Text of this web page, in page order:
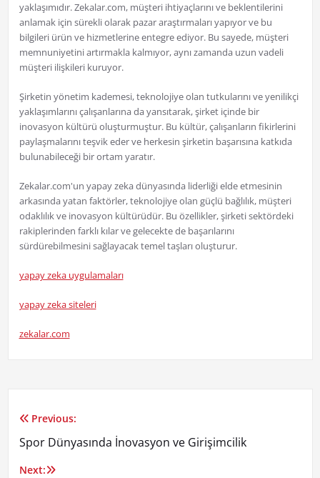
yaklaşımıdır. Zekalar.com, müşteri ihtiyaçlarını ve beklentilerini
anlamak için sürekli olarak pazar araştırmaları yapıyor ve bu
bilgileri ürün ve hizmetlerine entegre ediyor. Bu sayede, müşteri
memnuniyetini artırmakla kalmıyor, aynı zamanda uzun vadeli
müşteri ilişkileri kuruyor.
Şirketin yönetim kademesi, teknolojiye olan tutkularını ve yenilikçi
yaklaşımlarını çalışanlarına da yansıtarak, şirket içinde bir
inovasyon kültürü oluşturmuştur. Bu kültür, çalışanların fikirlerini
paylaşmalarını teşvik eder ve herkesin şirketin başarısına katkıda
bulunabileceği bir ortam yaratır.
Zekalar.com'un yapay zeka dünyasında liderliği elde etmesinin
arkasında yatan faktörler, teknolojiye olan güçlü bağlılık, müşteri
odaklılık ve inovasyon kültürüdür. Bu özellikler, şirketi sektördeki
rakiplerinden farklı kılar ve gelecekte de başarılarını
sürdürebilmesini sağlayacak temel taşları oluşturur.
yapay zeka uygulamaları
yapay zeka siteleri
zekalar.com
Yazı
gezinmesi
Previous:
Spor Dünyasında İnovasyon ve Girişimcilik
Next: